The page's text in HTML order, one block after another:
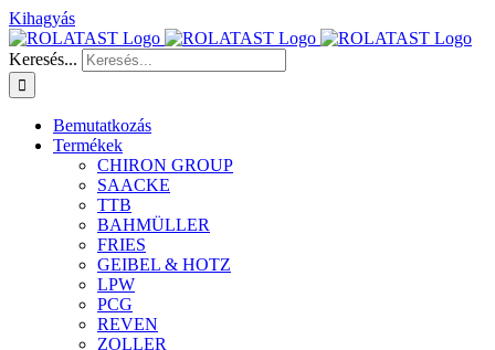
Kihagyás
Keresés...
Bemutatkozás
Termékek
CHIRON GROUP
SAACKE
TTB
BAHMÜLLER
FRIES
GEIBEL & HOTZ
LPW
PCG
REVEN
ZOLLER